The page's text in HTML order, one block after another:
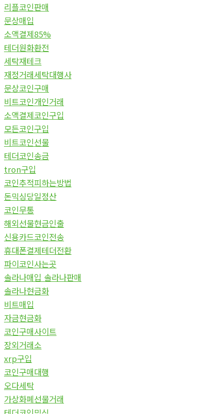
리플코인판매
문상매입
소액결제85%
테더원화환전
세탁재테크
재정거래세탁대행사
문상코인구매
비트코인개인거래
소액결제코인구입
모든코인구입
비트코인선물
테더코인송금
tron구입
코인추적피하는방법
돈믹싱당일정산
코인무통
해외선물현금인출
신용카드코인전송
휴대폰결제테더전환
파이코인사는곳
솔라나매입 솔라나판매
솔라나현금화
비트매입
자금현금화
코인구매사이트
장외거래소
xrp구입
코인구매대행
오다세탁
가상화폐선물거래